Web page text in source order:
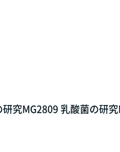
研究MG2809 乳酸菌の研究